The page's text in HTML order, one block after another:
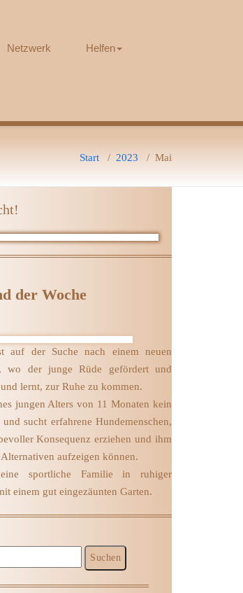
Netzwerk Helfen
Start / 2023 / Mai
der Woche
auf der Suche nach einem neuen
wo der junge Rüde gefördert und
lernt, zur Ruhe zu kommen.
jungen Alters von 11 Monaten kein
sucht erfahrene Hundemenschen,
Konsequenz erziehen und ihm
aufzeigen können.
sportliche Familie in ruhiger
einem gut eingezäunten Garten.